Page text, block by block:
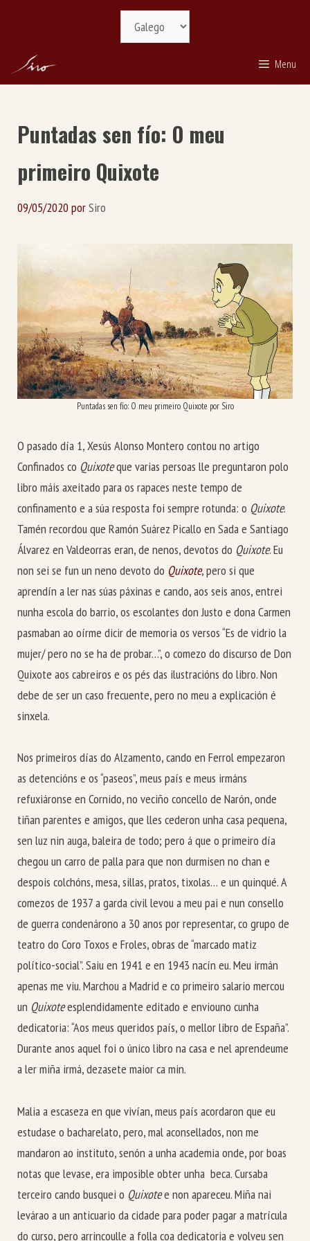
Menu
Puntadas sen fío: O meu
primeiro Quixote
09/05/2020 porSiro
Puntadas sen fío: O meu primeiro Quixote por Siro
O pasado día 1, Xesús Alonso Montero contou no artigo
Confinados co Quixoteque varias persoas lle preguntaron polo
libro máis axeitado para os rapaces neste tempo de
confinamento e a súa resposta foi sempre rotunda: o Quixote.
Tamén recordou que Ramón Suárez Picallo en Sada e Santiago
Álvarez en Valdeorras eran, de nenos, devotos do Quixote. Eu
non sei se fun un neno devoto do Quixote, pero si que
aprendín a ler nas súas páxinas e cando, aos seis anos, entrei
nunha escola do barrio, os escolantes don Justo e dona Carmen
pasmaban ao oírme dicir de memoria os versos “Es de vidrio la
mujer/ pero no se ha de probar…”, o comezo do discurso de Don
Quixote aos cabreiros e os pés das ilustracións do libro. Non
debe de ser un caso frecuente, pero no meu a explicación é
sinxela.
Nos primeiros días do Alzamento, cando en Ferrol empezaron
as detencións e os “paseos”, meus país e meus irmáns
refuxiáronse en Cornido, no veciño concello de Narón, onde
tiñan parentes e amigos, que lles cederon unha casa pequena,
sen luz nin auga, baleira de todo; pero á que o primeiro día
chegou un carro de palla para que non durmisen no chan e
despois colchóns, mesa, sillas, pratos, tixolas… e un quinqué. A
comezos de 1937 a garda civil levou a meu pai e nun consello
de guerra condenárono a 30 anos por representar, co grupo de
teatro do Coro Toxos e Froles, obras de “marcado matiz
político-social”. Saiu en 1941 e en 1943 nacín eu. Meu irmán
apenas me viu. Marchou a Madrid e co primeiro salario mercou
un Quixoteesplendidamente editado e enviouno cunha
dedicatoria: “Aos meus queridos país, o mellor libro de España”.
Durante anos aquel foi o único libro na casa e nel aprendeume
a ler miña irmá, dezasete maior ca min.
Malia a escaseza en que vivían, meus país acordaron que eu
estudase o bacharelato, pero, mal aconsellados, non me
mandaron ao instituto, senón a unha academia onde, por boas
notas que levase, era imposible obter unha beca. Cursaba
terceiro cando busquei o Quixotee non apareceu. Miña nai
levárao a un anticuario da cidade para poder pagar a matrícula
do curso, pero arrincoulle a folla coa dedicatoria e volveu sen